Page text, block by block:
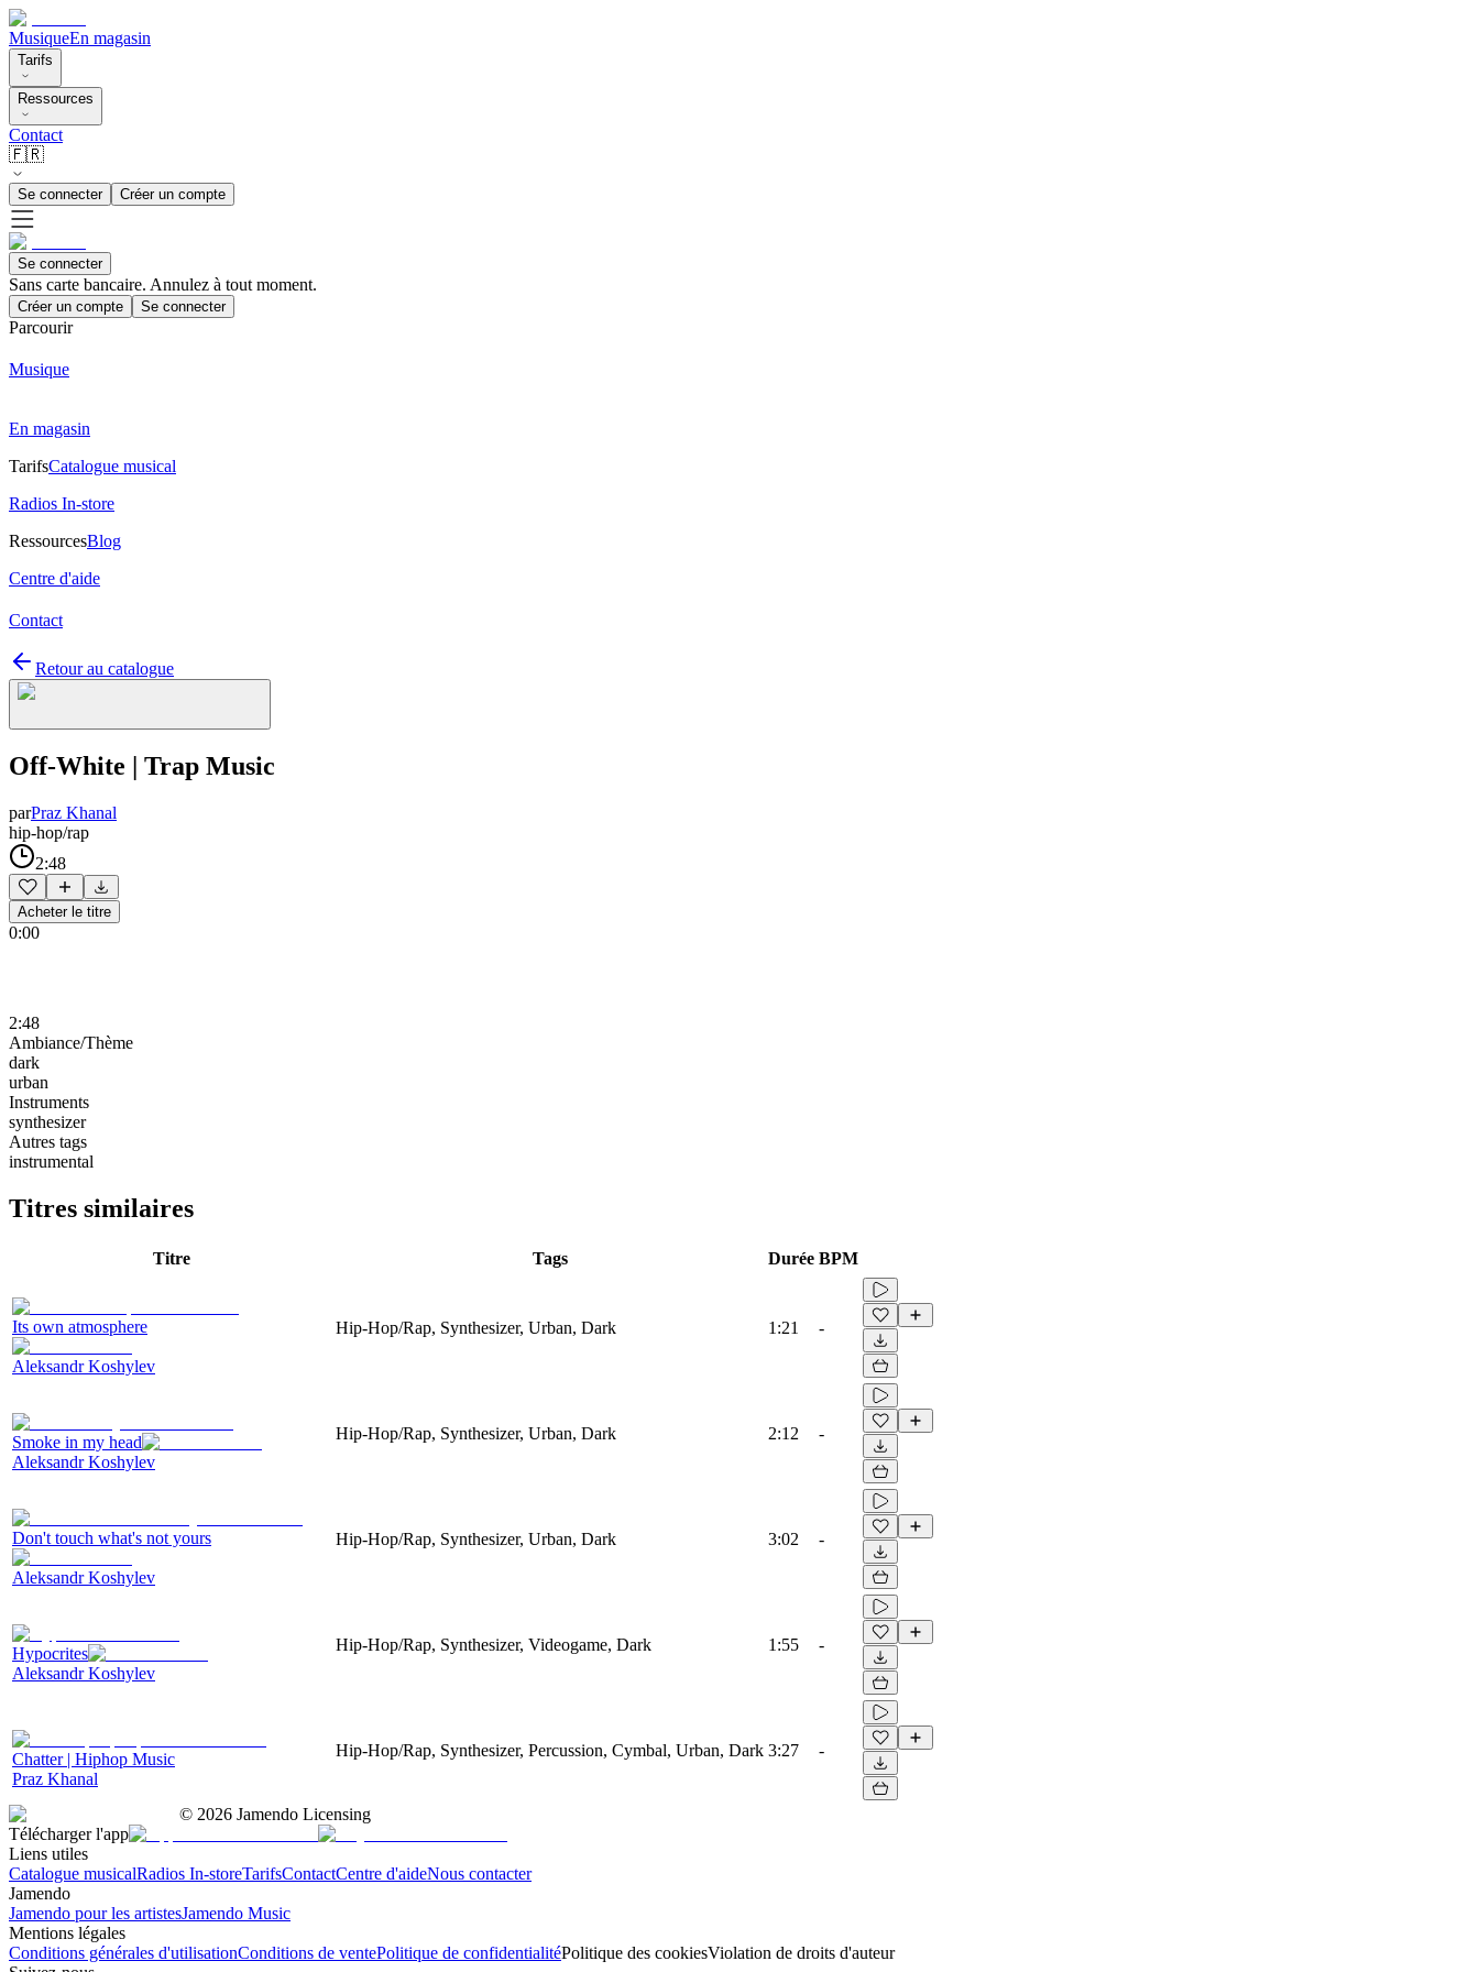
MusiqueEn magasin
Tarifs
Ressources
Contact
🇫🇷
Se connecter Créer un compte
Se connecter
Sans carte bancaire. Annulez à tout moment.
Créer un compte Se connecter
Parcourir
Musique
En magasin
TarifsCatalogue musical
Radios In-store
RessourcesBlog
Centre d'aide
Contact
Retour au catalogue
Off-White | Trap Music
parPraz Khanal
hip-hop/rap
2:48
Acheter le titre
0:00
2:48
Ambiance/Thème
dark
urban
Instruments
synthesizer
Autres tags
instrumental
Titres similaires
Titre Tags Durée BPM
Its own atmosphere
Aleksandr Koshylev
Hip-Hop/Rap, Synthesizer, Urban, Dark 1:21 -
Smoke in my head
Aleksandr Koshylev
Hip-Hop/Rap, Synthesizer, Urban, Dark 2:12 -
Don't touch what's not yours
Aleksandr Koshylev
Hip-Hop/Rap, Synthesizer, Urban, Dark 3:02 -
Hypocrites
Aleksandr Koshylev
Hip-Hop/Rap, Synthesizer, Videogame, Dark 1:55 -
Chatter | Hiphop Music
Praz Khanal
Hip-Hop/Rap, Synthesizer, Percussion, Cymbal, Urban, Dark 3:27 -
© 2026 Jamendo Licensing
Télécharger l'app
Liens utiles
Catalogue musicalRadios In-storeTarifsContactCentre d'aideNous contacter
Jamendo
Jamendo pour les artistesJamendo Music
Mentions légales
Conditions générales d'utilisationConditions de ventePolitique de confidentialitéPolitique des cookiesViolation de droits d'auteur